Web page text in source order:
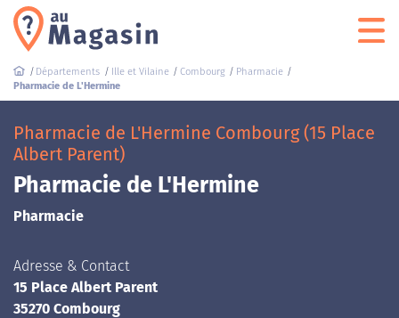
Départements Ille et Vilaine Combourg
Pharmacie
Pharmacie de L'Hermine
Pharmacie de L'Hermine Combourg (15 Place
Albert Parent)
Pharmacie de L'Hermine
Pharmacie
Adresse & Contact
15 Place Albert Parent
35270 Combourg